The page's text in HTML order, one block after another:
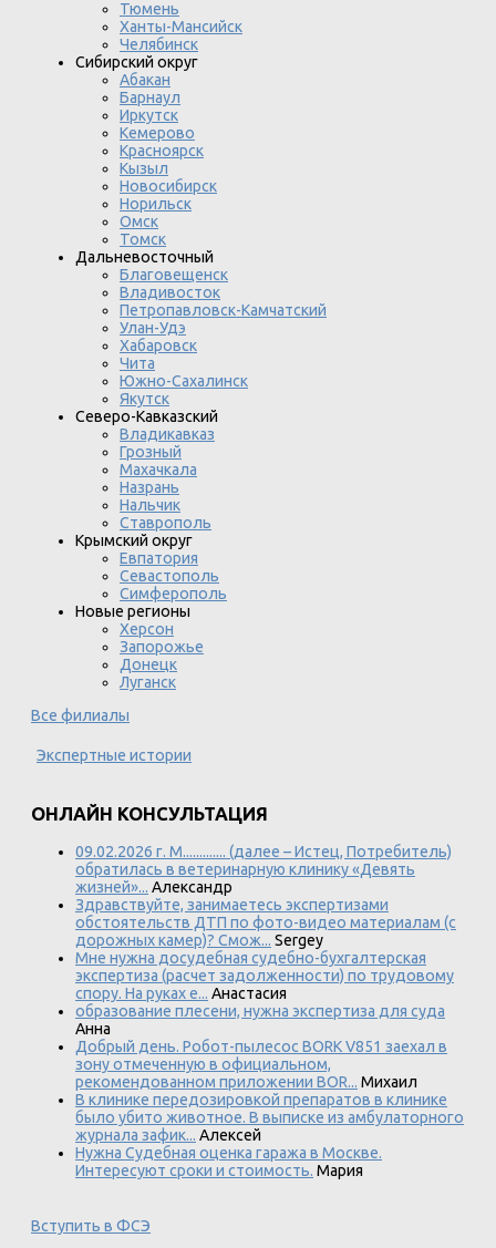
Тюмень
Ханты-Мансийск
Челябинск
Сибирский округ
Абакан
Барнаул
Иркутск
Кемерово
Красноярск
Кызыл
Новосибирск
Норильск
Омск
Томск
Дальневосточный
Благовещенск
Владивосток
Петропавловск-Камчатский
Улан-Удэ
Хабаровск
Чита
Южно-Сахалинск
Якутск
Северо-Кавказский
Владикавказ
Грозный
Махачкала
Назрань
Нальчик
Ставрополь
Крымский округ
Евпатория
Севастополь
Симферополь
Новые регионы
Херсон
Запорожье
Донецк
Луганск
Все филиалы
Экспертные истории
ОНЛАЙН КОНСУЛЬТАЦИЯ
09.02.2026 г. М............. (далее – Истец, Потребитель)
обратилась в ветеринарную клинику «Девять
жизней»... Александр
Здравствуйте, занимаетесь экспертизами
обстоятельств ДТП по фото-видео материалам (с
дорожных камер)? Смож... Sergey
Мне нужна досудебная судебно-бухгалтерская
экспертиза (расчет задолженности) по трудовому
спору. На руках е... Анастасия
образование плесени, нужна экспертиза для суда
Анна
Добрый день. Робот-пылесос BORK V851 заехал в
зону отмеченную в официальном,
рекомендованном приложении BOR... Михаил
В клинике передозировкой препаратов в клинике
было убито животное. В выписке из амбулаторного
журнала зафик... Алексей
Нужна Судебная оценка гаража в Москве.
Интересуют сроки и стоимость. Мария
Вступить в ФСЭ